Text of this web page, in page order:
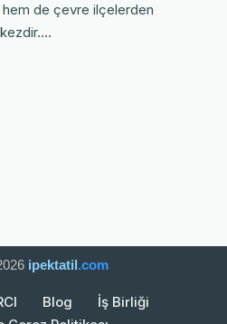
de çevre ilçelerden
ipektatil.com
Blog
İş Birliği